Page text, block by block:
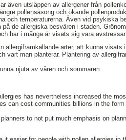
även utsläppen av allergener från
pollensäsong och ökande
och temperaturerna. Även vid psykiska
de allergiska besvären i staden.
har i många år visats sig vara
allergiframkallande arter, att kunna visats
vart man planterar. Plantering av
njuta av våren och sommaren.
has nevertheless increased the
can cost communities billions in the
to not put much emphasis on